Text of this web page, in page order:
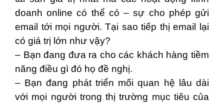
doanh online có thể có – sự cho phép gửi
email tới mọi người. Tại sao tiếp thị email lại
có giá trị lớn như vậy?
– Bạn đang đưa ra cho các khách hàng tiềm
năng điều gì đó họ đề nghị.
– Bạn đang phát triển mối quan hệ lâu dài
với mọi người trong thị trường mục tiêu của